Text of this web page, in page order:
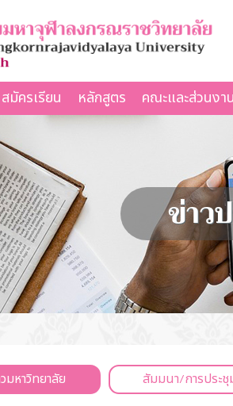
สมัครเรียน หลักสูตร คณะและส่วนงาน
ข่าว
มหาวิทยาลัย สัมมนา/การประชุ